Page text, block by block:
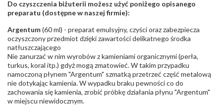
Do czyszczenia biżuterii możesz użyć poniżego opisanego
preparatu (dostępne w naszej firmie):
Argentum(60 ml) - preparat emulsyjny, czyści oraz zabezpiecza
oczyszczony przedmiot dzięki zawartości delikatnego środka
natłuszczającego
Nie zanurzać w nim wyrobów z kamieniami organicznymi (perła,
turkus, koral itp.) gdyż mogą zmatowieć. W takim przypadku
namoczoną płynem "Argentum" szmatką przetrzeć część metalową
nie dotykając kamienia. W wypadku braku pewności co do
zachowania się kamienia, zrobić próbkę działania płynu "Argentum"
w miejscu niewidocznym.